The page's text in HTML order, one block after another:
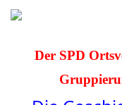
Der SPD